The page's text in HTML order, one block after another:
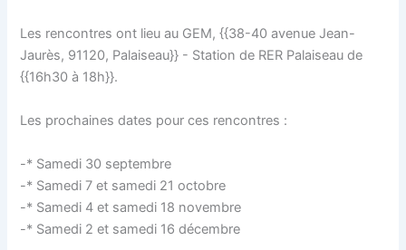
Les rencontres ont lieu au GEM, {{38-40 avenue Jean-
Jaurès, 91120, Palaiseau}} - Station de RER Palaiseau de
{{16h30 à 18h}}.
Les prochaines dates pour ces rencontres :
-* Samedi 30 septembre
-* Samedi 7 et samedi 21 octobre
-* Samedi 4 et samedi 18 novembre
-* Samedi 2 et samedi 16 décembre